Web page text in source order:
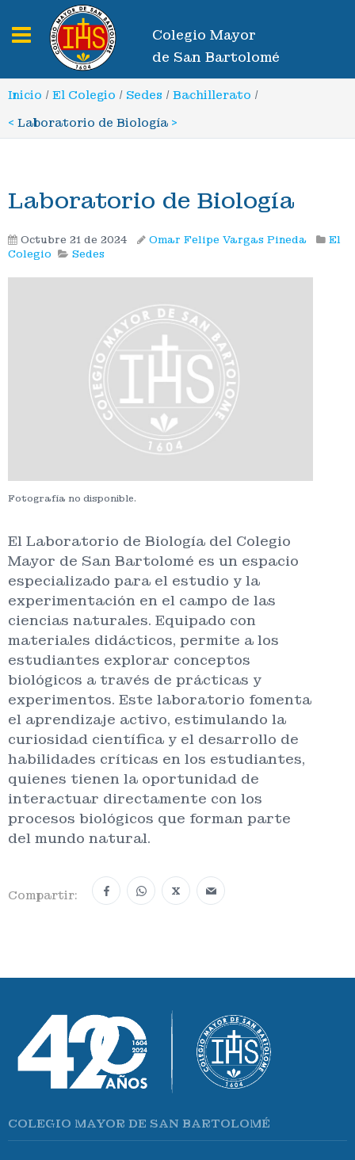
Toggle navigation
Colegio Mayor
de San Bartolomé
Inicio / El Colegio / Sedes / Bachillerato /
< Laboratorio de Biología >
Laboratorio de Biología
Octubre 21 de 2024 Omar Felipe Vargas Pineda
El
Colegio
Sedes
Fotografía no disponible.
El Laboratorio de Biología del Colegio
Mayor de San Bartolomé es un espacio
especializado para el estudio y la
experimentación en el campo de las
ciencias naturales. Equipado con
materiales didácticos, permite a los
estudiantes explorar conceptos
biológicos a través de prácticas y
experimentos. Este laboratorio fomenta
el aprendizaje activo, estimulando la
curiosidad científica y el desarrollo de
habilidades críticas en los estudiantes,
quienes tienen la oportunidad de
interactuar directamente con los
procesos biológicos que forman parte
del mundo natural.
Compartir: X
COLEGIO MAYOR DE SAN BARTOLOMÉ